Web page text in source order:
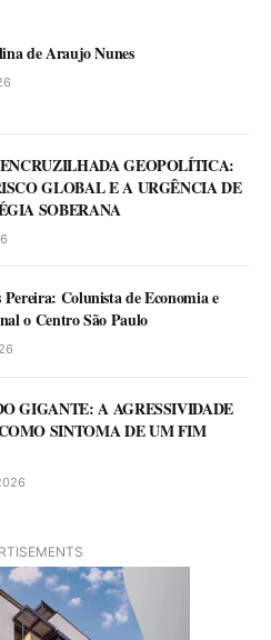
de Araujo Nunes
GEOPOLÍTICA:
GLOBAL E A URGÊNCIA DE
SOBERANA
Colunista de Economia e
o Centro São Paulo
GIGANTE: A AGRESSIVIDADE
SINTOMA DE UM FIM